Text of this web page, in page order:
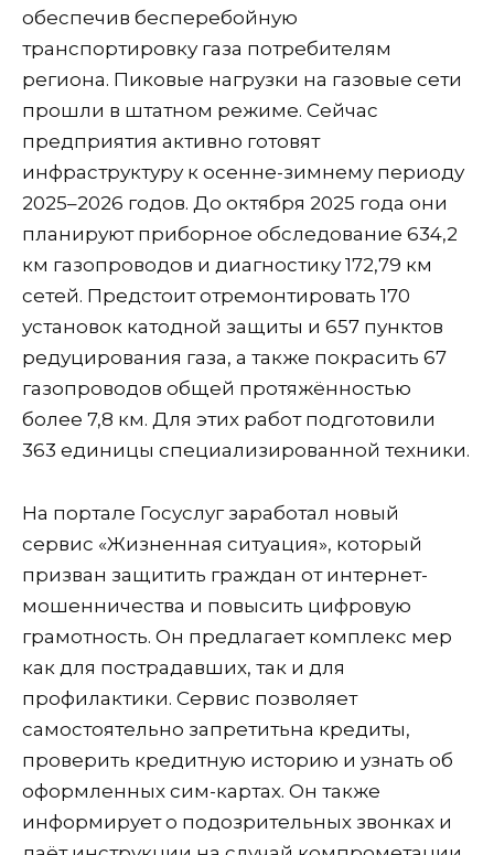
обеспечив бесперебойную
транспортировку газа потребителям
региона. Пиковые нагрузки на газовые сети
прошли в штатном режиме. Сейчас
предприятия активно готовят
инфраструктуру к осенне-зимнему периоду
2025–2026 годов. До октября 2025 года они
планируют приборное обследование 634,2
км газопроводов и диагностику 172,79 км
сетей. Предстоит отремонтировать 170
установок катодной защиты и 657 пунктов
редуцирования газа, а также покрасить 67
газопроводов общей протяжённостью
более 7,8 км. Для этих работ подготовили
363 единицы специализированной техники.
На портале Госуслуг заработал новый
сервис «Жизненная ситуация», который
призван защитить граждан от интернет-
мошенничества и повысить цифровую
грамотность. Он предлагает комплекс мер
как для пострадавших, так и для
профилактики. Сервис позволяет
самостоятельно запретитьна кредиты,
проверить кредитную историю и узнать об
оформленных сим-картах. Он также
информирует о подозрительных звонках и